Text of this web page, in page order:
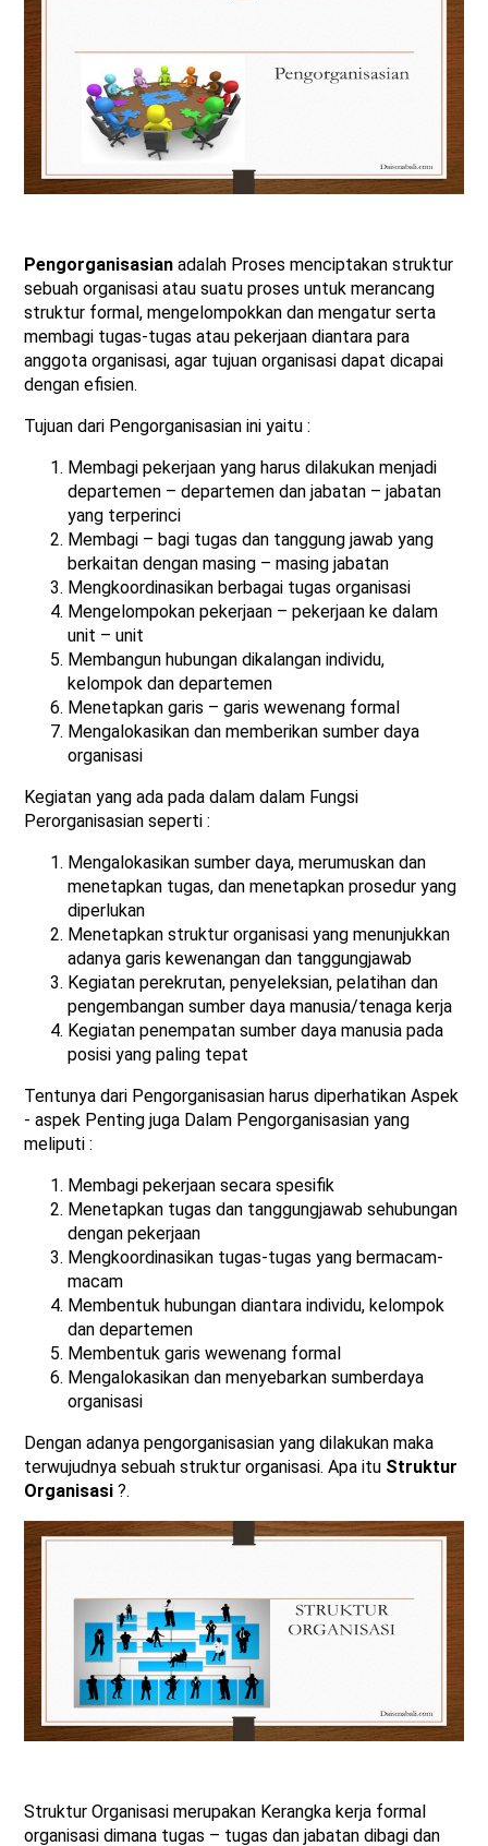
Pengorganisasian adalah Proses menciptakan struktur
sebuah organisasi atau suatu proses untuk merancang
struktur formal, mengelompokkan dan mengatur serta
membagi tugas-tugas atau pekerjaan diantara para
anggota organisasi, agar tujuan organisasi dapat dicapai
dengan efisien.
Tujuan dari Pengorganisasian ini yaitu :
Membagi pekerjaan yang harus dilakukan menjadi
departemen – departemen dan jabatan – jabatan
yang terperinci
Membagi – bagi tugas dan tanggung jawab yang
berkaitan dengan masing – masing jabatan
Mengkoordinasikan berbagai tugas organisasi
Mengelompokan pekerjaan – pekerjaan ke dalam
unit – unit
Membangun hubungan dikalangan individu,
kelompok dan departemen
Menetapkan garis – garis wewenang formal
Mengalokasikan dan memberikan sumber daya
organisasi
Kegiatan yang ada pada dalam dalam Fungsi
Perorganisasian seperti :
Mengalokasikan sumber daya, merumuskan dan
menetapkan tugas, dan menetapkan prosedur yang
diperlukan
Menetapkan struktur organisasi yang menunjukkan
adanya garis kewenangan dan tanggungjawab
Kegiatan perekrutan, penyeleksian, pelatihan dan
pengembangan sumber daya manusia/tenaga kerja
Kegiatan penempatan sumber daya manusia pada
posisi yang paling tepat
Tentunya dari Pengorganisasian harus diperhatikan Aspek
- aspek Penting juga Dalam Pengorganisasian yang
meliputi :
Membagi pekerjaan secara spesifik
Menetapkan tugas dan tanggungjawab sehubungan
dengan pekerjaan
Mengkoordinasikan tugas-tugas yang bermacam-
macam
Membentuk hubungan diantara individu, kelompok
dan departemen
Membentuk garis wewenang formal
Mengalokasikan dan menyebarkan sumberdaya
organisasi
Dengan adanya pengorganisasian yang dilakukan maka
terwujudnya sebuah struktur organisasi. Apa itu Struktur
Organisasi ?.
Struktur Organisasi merupakan Kerangka kerja formal
organisasi dimana tugas – tugas dan jabatan dibagi dan